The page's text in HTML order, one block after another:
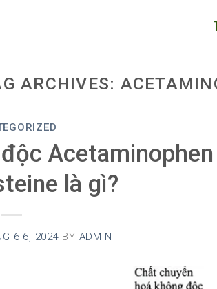
ARCHIVES:
là gì?
6 6, 2024 BY ADMIN